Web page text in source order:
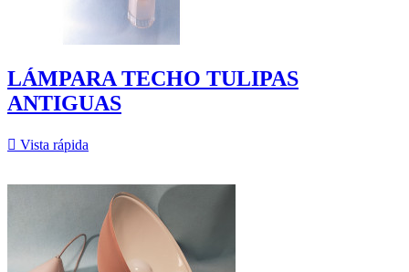
LÁMPARA TECHO TULIPAS
ANTIGUAS
 Vista rápida